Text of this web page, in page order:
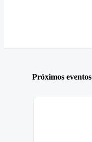
Próximos eventos